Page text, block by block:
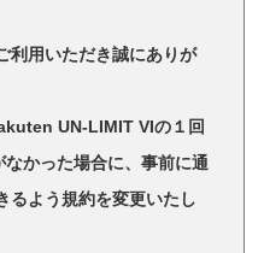
利用いただき誠にありが
UN-LIMIT VIの１回
かった場合に、事前に通
るよう規約を変更いたし